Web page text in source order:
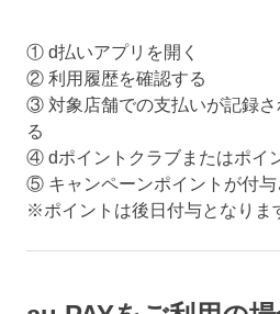
① d払いアプリを開く
② 利用履歴を確認する
③ 対象店舗での支払いが記録
る
④ dポイントクラブまたはポイ
⑤ キャンペーンポイントが付与
※ポイントは後日付与となりま